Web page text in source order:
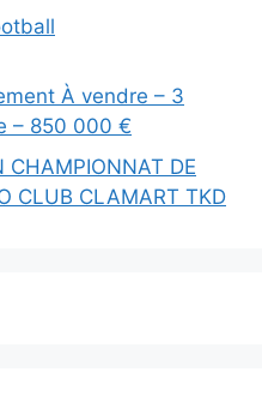
À vendre – 3
– 850 000 €
CHAMPIONNAT DE
CLUB CLAMART TKD